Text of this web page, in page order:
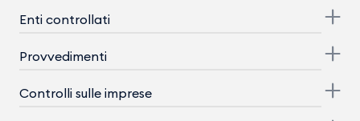
Enti controllati
Provvedimenti
Controlli sulle imprese